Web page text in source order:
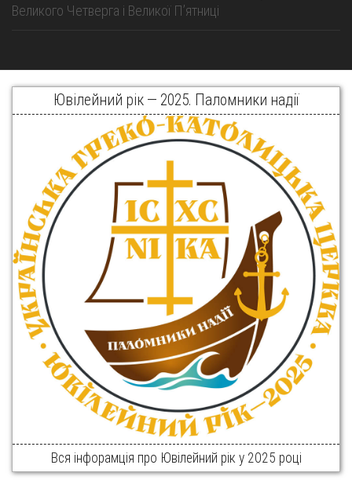
Великого Четверга і Великої Пʼятниці
Ювілейний рік — 2025. Паломники надії
Вся інфорамція про Ювілейний рік у 2025 році